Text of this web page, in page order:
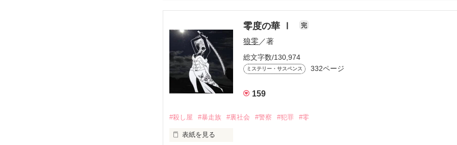
『零度の華』第2弾
＊不快になる言葉などが含まれます｡
＊犯罪を含みます。
「一緒に堕ちよっか」
放課後、
クラスメートに監禁された。
〖𝐶𝑜𝑛𝑡𝑒𝑛𝑡𝑠〗
零度の華 Ⅰ 完
狼零 ／著
総文字数/130,974
ミステリー・サスペンス 332ページ
159
#殺し屋 #暴走族 #裏社会 #警察 #犯罪 #零
表紙を見る